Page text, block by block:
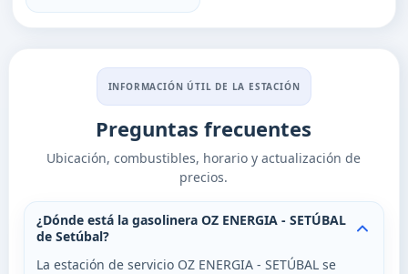
INFORMACIÓN ÚTIL DE LA ESTACIÓN
Preguntas frecuentes
Ubicación, combustibles, horario y actualización de
precios.
¿Dónde está la gasolinera OZ ENERGIA - SETÚBAL
de Setúbal?
La estación de servicio OZ ENERGIA - SETÚBAL se